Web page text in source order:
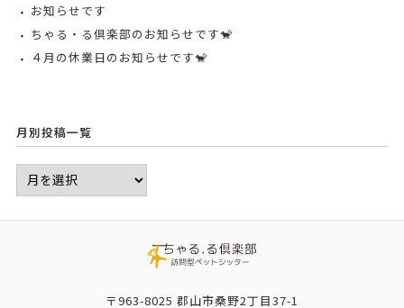
お知らせです
ちゃる・る倶楽部のお知らせです🐒
４月の休業日のお知らせです🐒
月別投稿一覧
〒963-8025 郡山市桑野2丁目37-1